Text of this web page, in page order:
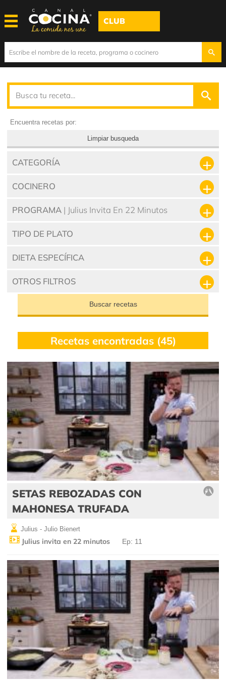
CLUB
Encuentra recetas por:
Limpiar busqueda
CATEGORÍA
COCINERO
PROGRAMA | Julius Invita En 22 Minutos
TIPO DE PLATO
DIETA ESPECÍFICA
OTROS FILTROS
Buscar recetas
Recetas encontradas (45)
SETAS REBOZADAS CON
MAHONESA TRUFADA
Julius - Julio Bienert
Julius invita en 22 minutos Ep: 11